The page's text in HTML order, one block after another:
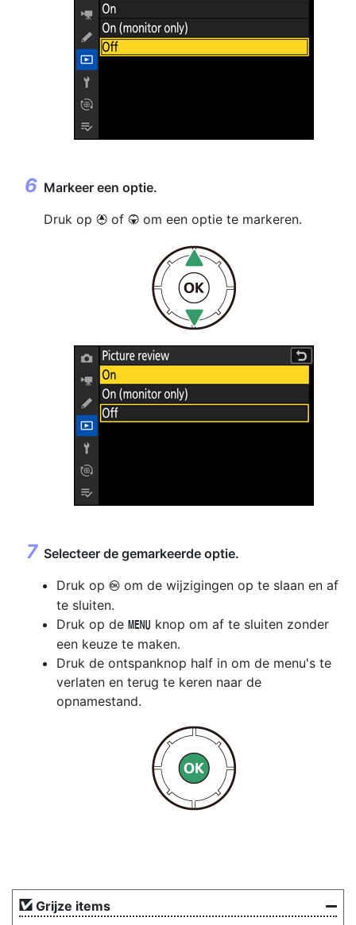
Markeer een optie.
Druk op 1 of 3 om een optie te markeren.
Selecteer de gemarkeerde optie.
Druk op J om de wijzigingen op te slaan en af
te sluiten.
Druk op de G knop om af te sluiten zonder
een keuze te maken.
Druk de ontspanknop half in om de menu's te
verlaten en terug te keren naar de
opnamestand.
Grijze items